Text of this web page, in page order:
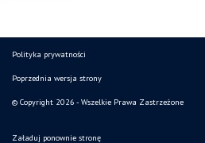
Polityka prywatności
Poprzednia wersja strony
© Copyright 2026 - Wszelkie Prawa Zastrzeżone
Załaduj ponownie stronę